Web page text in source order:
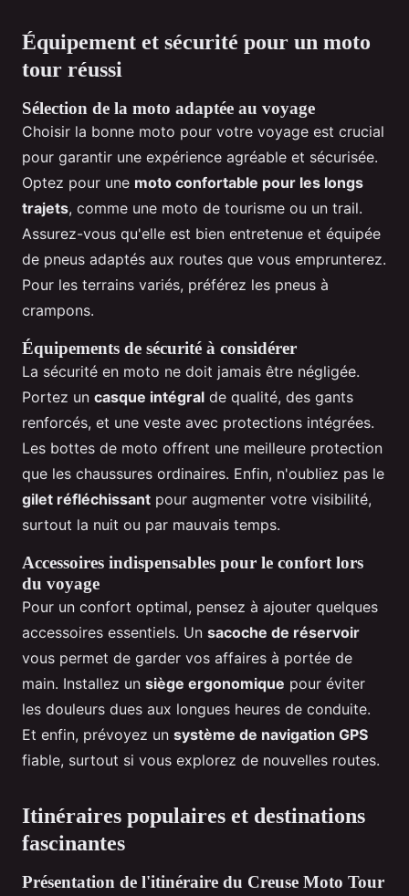
Équipement et sécurité pour un moto
tour réussi
Sélection de la moto adaptée au voyage
Choisir la bonne moto pour votre voyage est crucial
pour garantir une expérience agréable et sécurisée.
Optez pour une moto confortable pour les longs
trajets, comme une moto de tourisme ou un trail.
Assurez-vous qu'elle est bien entretenue et équipée
de pneus adaptés aux routes que vous emprunterez.
Pour les terrains variés, préférez les pneus à
crampons.
Équipements de sécurité à considérer
La sécurité en moto ne doit jamais être négligée.
Portez un casque intégral de qualité, des gants
renforcés, et une veste avec protections intégrées.
Les bottes de moto offrent une meilleure protection
que les chaussures ordinaires. Enfin, n'oubliez pas le
gilet réfléchissant pour augmenter votre visibilité,
surtout la nuit ou par mauvais temps.
Accessoires indispensables pour le confort lors
du voyage
Pour un confort optimal, pensez à ajouter quelques
accessoires essentiels. Un sacoche de réservoir
vous permet de garder vos affaires à portée de
main. Installez un siège ergonomique pour éviter
les douleurs dues aux longues heures de conduite.
Et enfin, prévoyez un système de navigation GPS
fiable, surtout si vous explorez de nouvelles routes.
Itinéraires populaires et destinations
fascinantes
Présentation de l'itinéraire du Creuse Moto Tour